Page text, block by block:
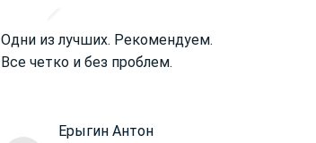
Одни из лучших. Рекомендуем.
Все четко и без проблем.
Ерыгин Антон